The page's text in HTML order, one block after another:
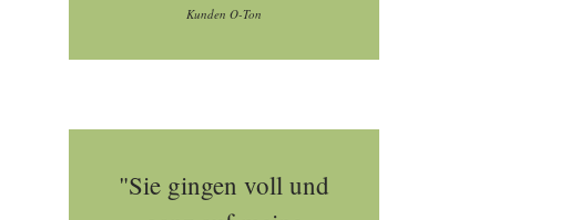
Kunden O-Ton
"Sie gingen voll und